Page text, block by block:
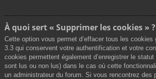
À quoi sert « Supprimer les cookies » ?
Cette option vous permet d’effacer tous les cookies
3.3 qui conservent votre authentification et votre
cookies permettent également d’enregistrer le
sont lus ou non lus) dans le cas où cette
un administrateur du forum. Si vous rencontrez des